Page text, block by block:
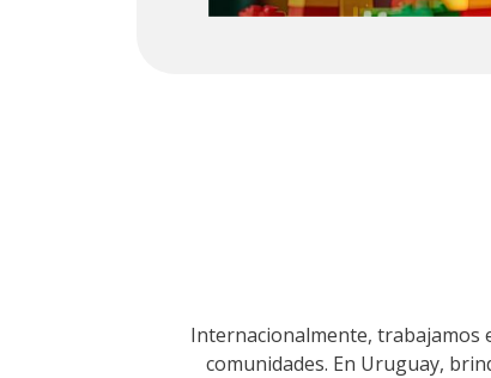
Internacionalmente, trabajamos
comunidades. En Uruguay,